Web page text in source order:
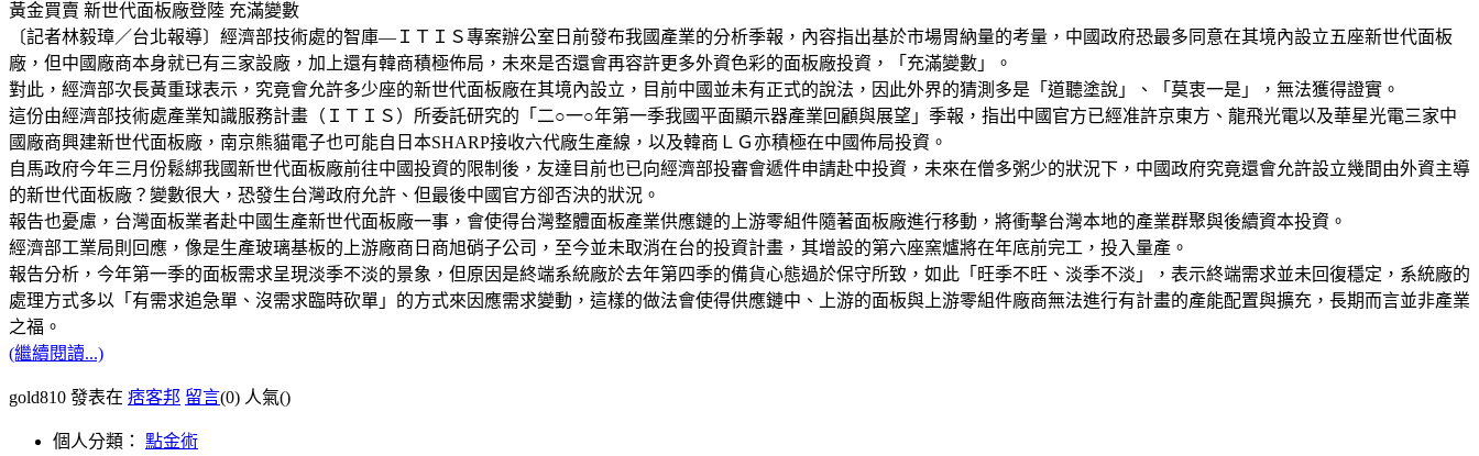
黃金買賣 新世代面板廠登陸 充滿變數
〔記者林毅璋／台北報導〕經濟部技術處的智庫—ＩＴＩＳ專案辦公室日前發布我國產業的分析季報，內容指出基於市場胃納量的考量，中國政府恐最多同意在其境內設立五座新世代面板
廠，但中國廠商本身就已有三家設廠，加上還有韓商積極佈局，未來是否還會再容許更多外資色彩的面板廠投資，「充滿變數」。
對此，經濟部次長黃重球表示，究竟會允許多少座的新世代面板廠在其境內設立，目前中國並未有正式的說法，因此外界的猜測多是「道聽塗說」、「莫衷一是」，無法獲得證實。
這份由經濟部技術處產業知識服務計畫（ＩＴＩＳ）所委託研究的「二○一○年第一季我國平面顯示器產業回顧與展望」季報，指出中國官方已經准許京東方、龍飛光電以及華星光電三家中
國廠商興建新世代面板廠，南京熊貓電子也可能自日本SHARP接收六代廠生產線，以及韓商ＬＧ亦積極在中國佈局投資。
自馬政府今年三月份鬆綁我國新世代面板廠前往中國投資的限制後，友達目前也已向經濟部投審會遞件申請赴中投資，未來在僧多粥少的狀況下，中國政府究竟還會允許設立幾間由外資主導
的新世代面板廠？變數很大，恐發生台灣政府允許、但最後中國官方卻否決的狀況。
報告也憂慮，台灣面板業者赴中國生產新世代面板廠一事，會使得台灣整體面板產業供應鏈的上游零組件隨著面板廠進行移動，將衝擊台灣本地的產業群聚與後續資本投資。
經濟部工業局則回應，像是生產玻璃基板的上游廠商日商旭硝子公司，至今並未取消在台的投資計畫，其增設的第六座窯爐將在年底前完工，投入量產。
報告分析，今年第一季的面板需求呈現淡季不淡的景象，但原因是終端系統廠於去年第四季的備貨心態過於保守所致，如此「旺季不旺、淡季不淡」，表示終端需求並未回復穩定，系統廠的
處理方式多以「有需求追急單、沒需求臨時砍單」的方式來因應需求變動，這樣的做法會使得供應鏈中、上游的面板與上游零組件廠商無法進行有計畫的產能配置與擴充，長期而言並非產業
之福。
(繼續閱讀...)
gold810 發表在 痞客邦 留言(0) 人氣()
個人分類： 點金術